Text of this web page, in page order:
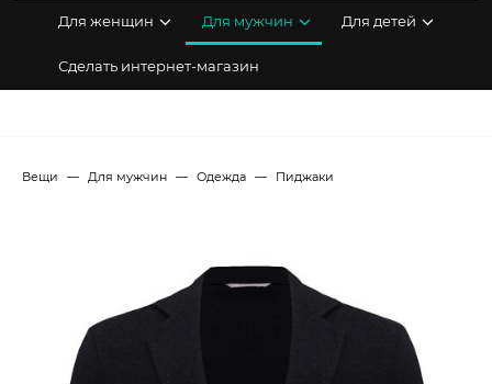
Для женщин Для мужчин Для детей
Сделать интернет-магазин
Вещи Для мужчин Одежда Пиджаки